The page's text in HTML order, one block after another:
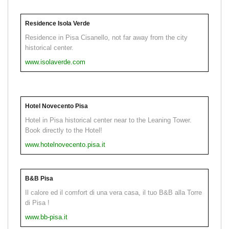
Residence Isola Verde
Residence in Pisa Cisanello, not far away from the city
historical center.
www.isolaverde.com
Hotel Novecento Pisa
Hotel in Pisa historical center near to the Leaning Tower.
Book directly to the Hotel!
www.hotelnovecento.pisa.it
B&B Pisa
Il calore ed il comfort di una vera casa, il tuo B&B alla Torre
di Pisa !
www.bb-pisa.it